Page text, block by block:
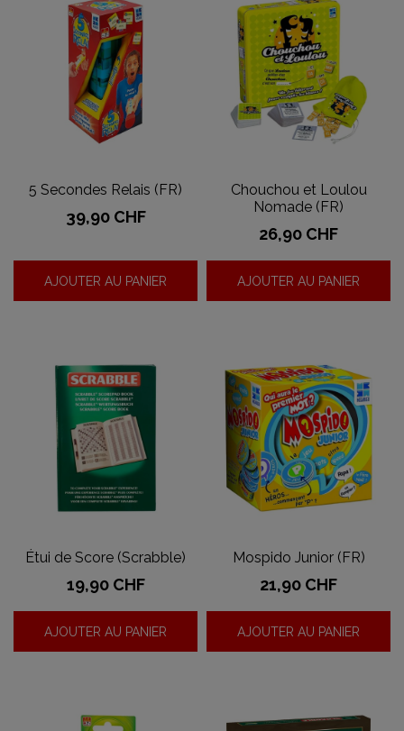
5 Secondes Relais (FR)
Prix
39,90 CHF
AJOUTER AU PANIER
Chouchou et Loulou
Nomade (FR)
Prix
26,90 CHF
AJOUTER AU PANIER
Étui de Score (Scrabble)
Prix
19,90 CHF
AJOUTER AU PANIER
Mospido Junior (FR)
Prix
21,90 CHF
AJOUTER AU PANIER